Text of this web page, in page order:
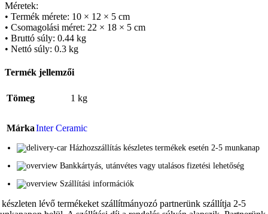
Méretek:
• Termék mérete: 10 × 12 × 5 cm
• Csomagolási méret: 22 × 18 × 5 cm
• Bruttó súly: 0.44 kg
• Nettó súly: 0.3 kg
Termék jellemzői
Tömeg 1 kg
MárkaInter Ceramic
Házhozszállítás készletes termékek esetén 2-5 munkanap
Bankkártyás, utánvétes vagy utalásos fizetési lehetőség
Szállítási információk
lévő termékeket szállítmányozó partnerünk szállítja 2-5